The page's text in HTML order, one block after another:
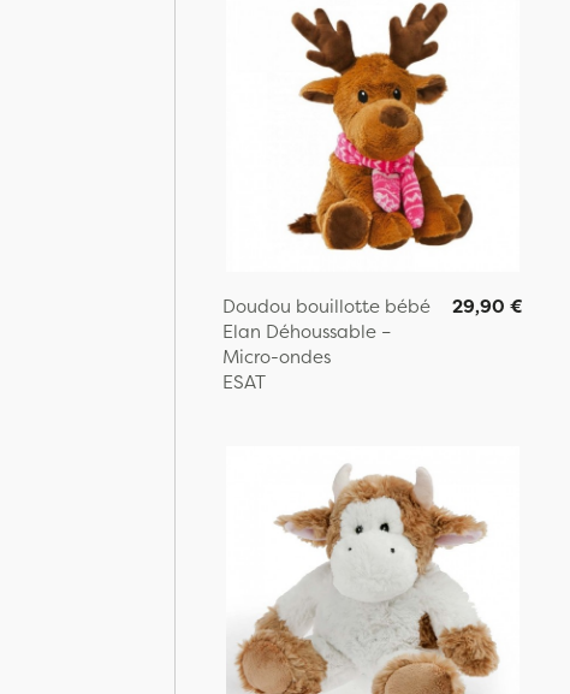
Doudou bouillotte bébé
Elan Déhoussable –
Micro-ondes
ESAT
29,90 €